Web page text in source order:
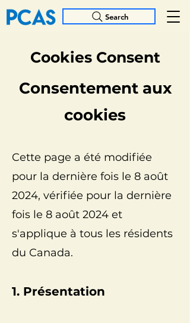
Search
Cookies Consent
Consentement aux
cookies
Cette page a été modifiée
pour la dernière fois le 8 août
2024, vérifiée pour la dernière
fois le 8 août 2024 et
s'applique à tous les résidents
du Canada.
1. Présentation